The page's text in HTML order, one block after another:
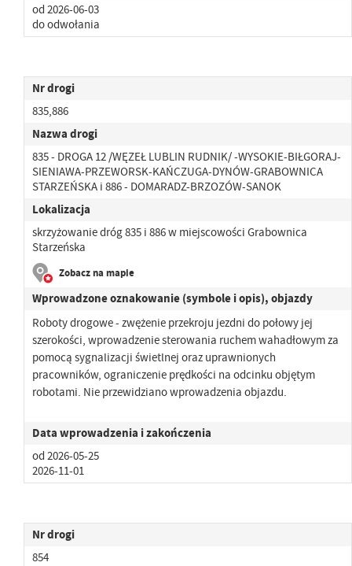
od 2026-06-03
do odwołania
Nr drogi
835,886
Nazwa drogi
835 - DROGA 12 /WĘZEŁ LUBLIN RUDNIK/ -WYSOKIE-BIŁGORAJ-
SIENIAWA-PRZEWORSK-KAŃCZUGA-DYNÓW-GRABOWNICA
STARZEŃSKA i 886 - DOMARADZ-BRZOZÓW-SANOK
Lokalizacja
skrzyżowanie dróg 835 i 886 w miejscowości Grabownica
Starzeńska
Zobacz na mapie
Wprowadzone oznakowanie (symbole i opis), objazdy
Roboty drogowe - zwężenie przekroju jezdni do połowy jej
szerokości, wprowadzenie sterowania ruchem wahadłowym za
pomocą sygnalizacji świetlnej oraz uprawnionych
pracowników, ograniczenie prędkości na odcinku objętym
robotami. Nie przewidziano wprowadzenia objazdu.
Data wprowadzenia i zakończenia
od 2026-05-25
2026-11-01
Nr drogi
854